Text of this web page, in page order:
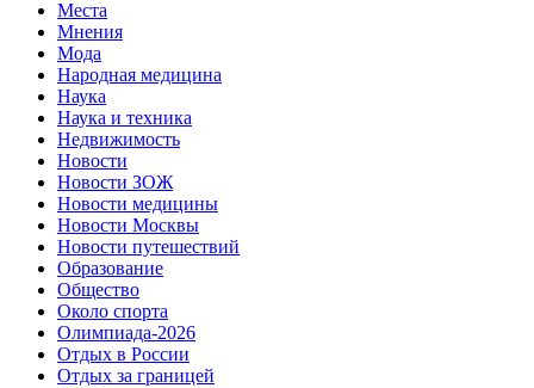
Места
Мнения
Мода
Народная медицина
Наука
Наука и техника
Недвижимость
Новости
Новости ЗОЖ
Новости медицины
Новости Москвы
Новости путешествий
Образование
Общество
Около спорта
Олимпиада-2026
Отдых в России
Отдых за границей